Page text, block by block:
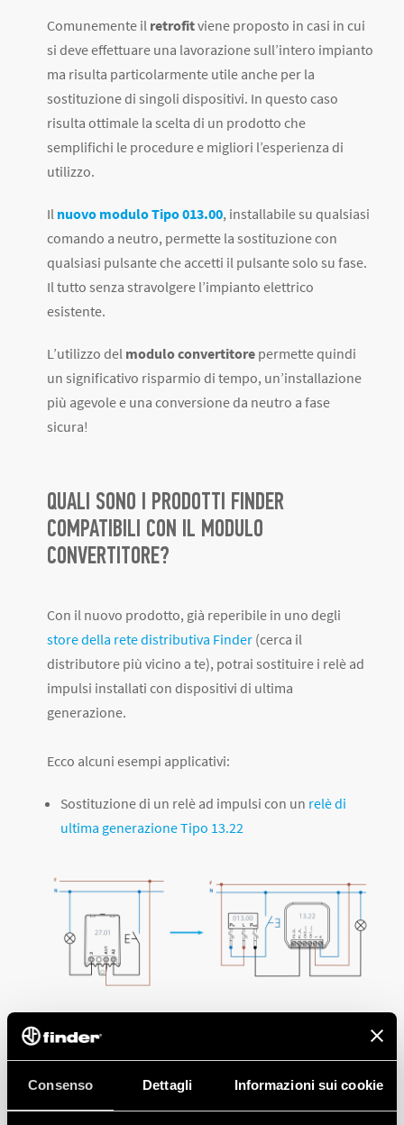
Consenso Dettagli Informazioni sui cookie
Comunemente il retrofitviene proposto in casi in cui
si deve effettuare una lavorazione sull’intero impianto
ma risulta particolarmente utile anche per la
sostituzione di singoli dispositivi. In questo caso
risulta ottimale la scelta di un prodotto che
semplifichi le procedure e migliori l’esperienza di
utilizzo.
Il nuovo modulo Tipo 013.00, installabile su qualsiasi
comando a neutro, permette la sostituzione con
qualsiasi pulsante che accetti il pulsante solo su fase.
Il tutto senza stravolgere l’impianto elettrico
esistente.
L’utilizzo del modulo convertitore permette quindi
un significativo risparmio di tempo, un’installazione
più agevole e una conversione da neutro a fase
sicura!
QUALI SONO I PRODOTTI FINDER
COMPATIBILI CON IL MODULO
CONVERTITORE?
Con il nuovo prodotto, già reperibile in uno degli
store della rete distributiva Finder (cerca il
distributore più vicino a te), potrai sostituire i relè ad
impulsi installati con dispositivi di ultima
generazione.
Ecco alcuni esempi applicativi:
Sostituzione di un relè ad impulsi con un relè di
ultima generazione Tipo 13.22
Sostituzione di relè commutatore a sequenze